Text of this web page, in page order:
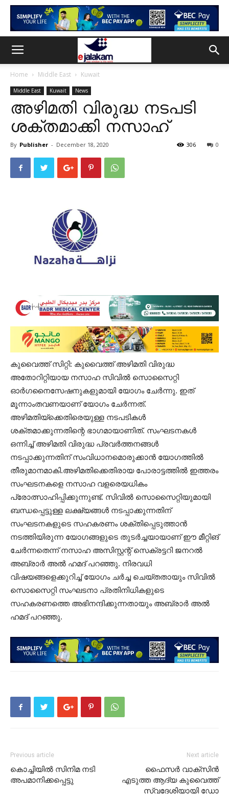
Home Middle East Kuwait
Middle East Kuwait News
അഴിമതി വിരുദ്ധ നടപടി
ശക്തമാക്കി നസാഹ്
By Publisher - December 18, 2020 0
306
കുവൈത്ത് സിറ്റി: കുവൈത്ത് അഴിമതി വിരുദ്ധ
അതോറിറ്റിയായ നസാഹ സിവില്‍ സൊസൈറ്റി
ഓര്‍ഗനൈസേഷനുകളുമായി യോഗം ചേര്‍ന്നു. ഇത്
മൂന്നാംതവണയാണ് യോഗം ചേർന്നത്.
അഴിമതിയ്‌ക്കെതിരെയുള്ള നടപടികള്‍
ശക്തമാക്കുന്നതിന്റെ ഭാഗമായാണിത്. സംഘടനകൾ
ഒന്നിച്ച് അഴിമതി വിരുദ്ധ പ്രവര്‍ത്തനങ്ങൾ
നടപ്പാക്കുന്നതിന് സംവിധാനമൊരുക്കാന്‍ യോഗത്തിൽ
തീരുമാനമാകി.അഴിമതിക്കെതിരായ പോരാട്ടത്തില്‍ ഇത്തരം
സംഘടനകളെ നസാഹ വളരെയധികം
പ്രോത്സാഹിപ്പിക്കുന്നുണ്ട്. സിവില്‍ സൊസൈറ്റിയുമായി
ബന്ധപ്പെട്ടുള്ള ലക്ഷ്യങ്ങള്‍ നടപ്പാക്കുന്നതിന്
സംഘടനകളുടെ സഹകരണം ശക്തിപ്പെടുത്താന്‍
നടത്തിയിരുന്ന യോഗങ്ങളുടെ തുടര്‍ച്ചയായാണ് ഈ മീറ്റിങ്
ചേര്‍ന്നതെന്ന് നസാഹ അസിസ്റ്റന്റ് സെക്രട്ടറി ജനറല്‍
അബ്രാര്‍ അല്‍ ഹമദ് പറഞ്ഞു. നിരവധി
വിഷയങ്ങളെക്കുറിച്ച് യോഗം ചര്‍ച്ച ചെയ്തതായും സിവില്‍
സൊസൈറ്റി സംഘടനാ പ്രതിനിധികളുടെ
സഹകരണത്തെ അഭിനന്ദിക്കുന്നതായും അബ്രാർ അല്‍
ഹമദ് പറഞ്ഞു.
Previous article
കൊച്ചിയിൽ സിനിമ നടി
അപമാനിക്കപ്പെട്ടു
Next article
ഫൈസർ വാക്സിൻ
എടുത്ത ആദ്യ കുവൈത്ത്
സ്വദേശിയായി ഡോ